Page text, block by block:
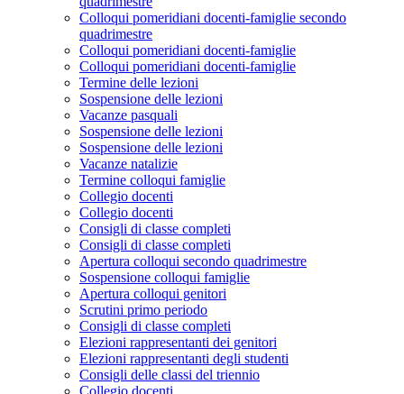
Colloqui pomeridiani docenti-famiglie secondo
quadrimestre
Colloqui pomeridiani docenti-famiglie
Colloqui pomeridiani docenti-famiglie
Termine delle lezioni
Sospensione delle lezioni
Vacanze pasquali
Sospensione delle lezioni
Sospensione delle lezioni
Vacanze natalizie
Termine colloqui famiglie
Collegio docenti
Collegio docenti
Consigli di classe completi
Consigli di classe completi
Apertura colloqui secondo quadrimestre
Sospensione colloqui famiglie
Apertura colloqui genitori
Scrutini primo periodo
Consigli di classe completi
Elezioni rappresentanti dei genitori
Elezioni rappresentanti degli studenti
Consigli delle classi del triennio